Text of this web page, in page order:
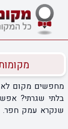
מחפשים מקום לא
בלתי שגרתי?
שנקרא עמק חפר.
קטנים בעמק חפר